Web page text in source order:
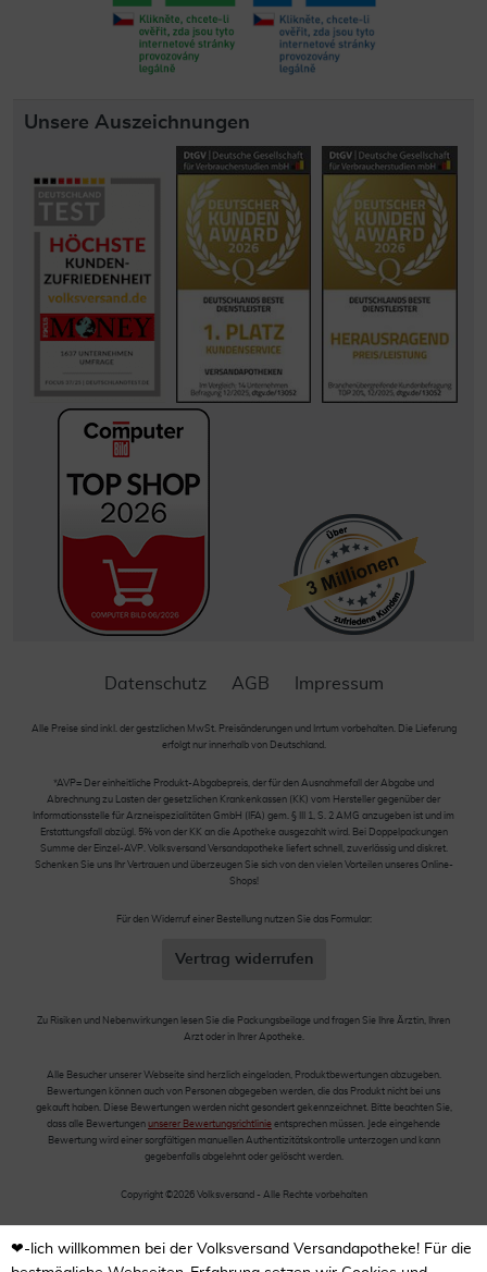
Unsere Auszeichnungen
Datenschutz AGB Impressum
Alle Preise sind inkl. der gestzlichen MwSt. Preisänderungen und Irrtum vorbehalten. Die Lieferung
erfolgt nur innerhalb von Deutschland.
*AVP= Der einheitliche Produkt-Abgabepreis, der für den Ausnahmefall der Abgabe und
Abrechnung zu Lasten der gesetzlichen Krankenkassen (KK) vom Hersteller gegenüber der
Informationsstelle für Arzneispezialitäten GmbH (IFA) gem. § III 1, S. 2 AMG anzugeben ist und im
Erstattungsfall abzügl. 5% von der KK an die Apotheke ausgezahlt wird. Bei Doppelpackungen
Summe der Einzel-AVP. Volksversand Versandapotheke liefert schnell, zuverlässig und diskret.
Schenken Sie uns Ihr Vertrauen und überzeugen Sie sich von den vielen Vorteilen unseres Online-
Shops!
Für den Widerruf einer Bestellung nutzen Sie das Formular:
Vertrag widerrufen
Zu Risiken und Nebenwirkungen lesen Sie die Packungsbeilage und fragen Sie Ihre Ärztin, Ihren
Arzt oder in Ihrer Apotheke.
Alle Besucher unserer Webseite sind herzlich eingeladen, Produktbewertungen abzugeben.
Bewertungen können auch von Personen abgegeben werden, die das Produkt nicht bei uns
gekauft haben. Diese Bewertungen werden nicht gesondert gekennzeichnet. Bitte beachten Sie,
dass alle Bewertungen unserer Bewertungsrichtlinie entsprechen müssen. Jede eingehende
Bewertung wird einer sorgfältigen manuellen Authentizitätskontrolle unterzogen und kann
gegebenfalls abgelehnt oder gelöscht werden.
Copyright ©2026 Volksversand - Alle Rechte vorbehalten
❤-lich willkommen bei der Volksversand Versandapotheke! Für die